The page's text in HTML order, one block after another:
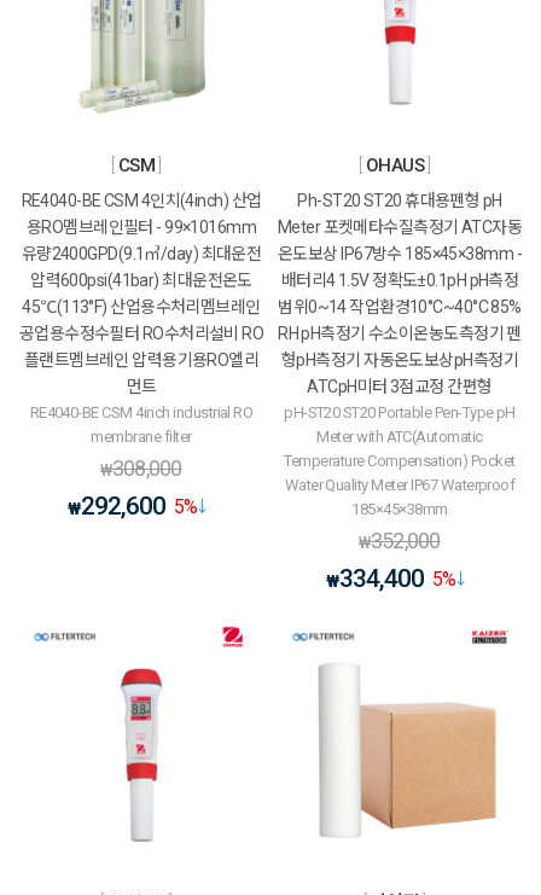
CSM
RE4040-BE CSM 4인치(4inch) 산업
용RO멤브레인필터 - 99×1016mm
유량2400GPD(9.1㎥/day) 최대운전
압력600psi(41bar) 최대운전온도
45℃(113°F) 산업용수처리멤브레인
공업용수정수필터 RO수처리설비 RO
플랜트멤브레인 압력용기용RO엘리
먼트
RE4040-BE CSM 4inch industrial RO
membrane filter
₩308,000
₩292,600 5%
OHAUS
Ph-ST20 ST20 휴대용펜형 pH
Meter 포켓메타수질측정기 ATC자동
온도보상 IP67방수 185×45×38mm -
배터리4 1.5V 정확도±0.1pH pH측정
범위0~14 작업환경10°C~40°C 85%
RH pH측정기 수소이온농도측정기 펜
형pH측정기 자동온도보상pH측정기
ATCpH미터 3점교정 간편형
pH-ST20 ST20 Portable Pen-Type pH
Meter with ATC(Automatic
Temperature Compensation) Pocket
Water Quality Meter IP67 Waterproof
185×45×38mm
₩352,000
₩334,400 5%